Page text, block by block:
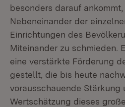
besonders darauf
Nebeneinander der
Einrichtungen des
Miteinander zu schmieden.
eine verstärkte Förderung
gestellt, die bis heute
vorausschauende
Wertschätzung dieses